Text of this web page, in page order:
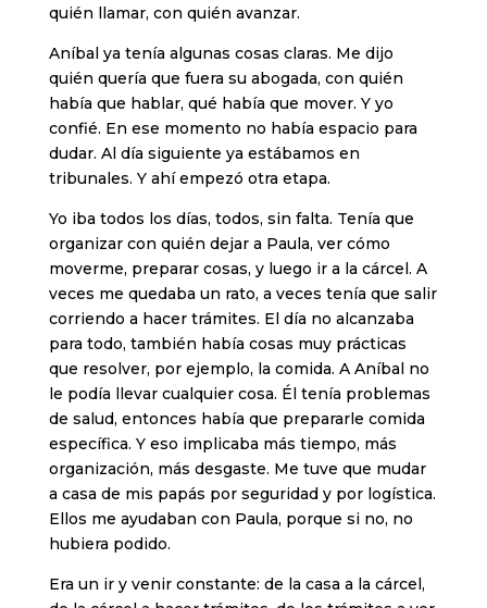
quién llamar, con quién avanzar.
Aníbal ya tenía algunas cosas claras. Me dijo
quién quería que fuera su abogada, con quién
había que hablar, qué había que mover. Y yo
confié. En ese momento no había espacio para
dudar. Al día siguiente ya estábamos en
tribunales. Y ahí empezó otra etapa.
Yo iba todos los días, todos, sin falta. Tenía que
organizar con quién dejar a Paula, ver cómo
moverme, preparar cosas, y luego ir a la cárcel. A
veces me quedaba un rato, a veces tenía que salir
corriendo a hacer trámites. El día no alcanzaba
para todo, también había cosas muy prácticas
que resolver, por ejemplo, la comida. A Aníbal no
le podía llevar cualquier cosa. Él tenía problemas
de salud, entonces había que prepararle comida
específica. Y eso implicaba más tiempo, más
organización, más desgaste. Me tuve que mudar
a casa de mis papás por seguridad y por logística.
Ellos me ayudaban con Paula, porque si no, no
hubiera podido.
Era un ir y venir constante: de la casa a la cárcel,